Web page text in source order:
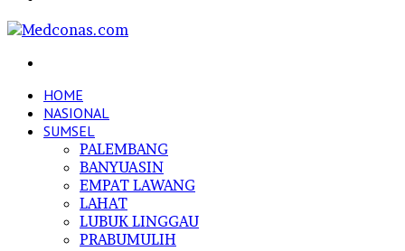
HOME
NASIONAL
SUMSEL
PALEMBANG
BANYUASIN
EMPAT LAWANG
LAHAT
LUBUK LINGGAU
PRABUMULIH